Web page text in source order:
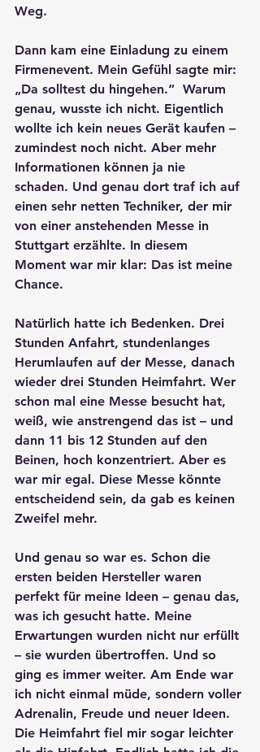
Weg.
Dann kam eine Einladung zu einem
Firmenevent. Mein Gefühl sagte mir:
„Da solltest du hingehen.“  Warum
genau, wusste ich nicht. Eigentlich
wollte ich kein neues Gerät kaufen –
zumindest noch nicht. Aber mehr
Informationen können ja nie
schaden. Und genau dort traf ich auf
einen sehr netten Techniker, der mir
von einer anstehenden Messe in
Stuttgart erzählte. In diesem
Moment war mir klar: Das ist meine
Chance.
Natürlich hatte ich Bedenken. Drei
Stunden Anfahrt, stundenlanges
Herumlaufen auf der Messe, danach
wieder drei Stunden Heimfahrt. Wer
schon mal eine Messe besucht hat,
weiß, wie anstrengend das ist – und
dann 11 bis 12 Stunden auf den
Beinen, hoch konzentriert. Aber es
war mir egal. Diese Messe könnte
entscheidend sein, da gab es keinen
Zweifel mehr.
Und genau so war es. Schon die
ersten beiden Hersteller waren
perfekt für meine Ideen – genau das,
was ich gesucht hatte. Meine
Erwartungen wurden nicht nur erfüllt
– sie wurden übertroffen. Und so
ging es immer weiter. Am Ende war
ich nicht einmal müde, sondern voller
Adrenalin, Freude und neuer Ideen.
Die Heimfahrt fiel mir sogar leichter